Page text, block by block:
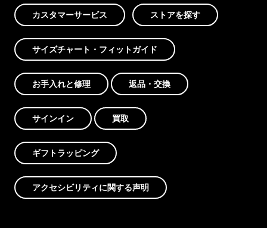
カスタマーサービス ストアを探す
サイズチャート・フィットガイド
お手入れと修理 返品・交換
サインイン 買取
ギフトラッピング
アクセシビリティに関する声明